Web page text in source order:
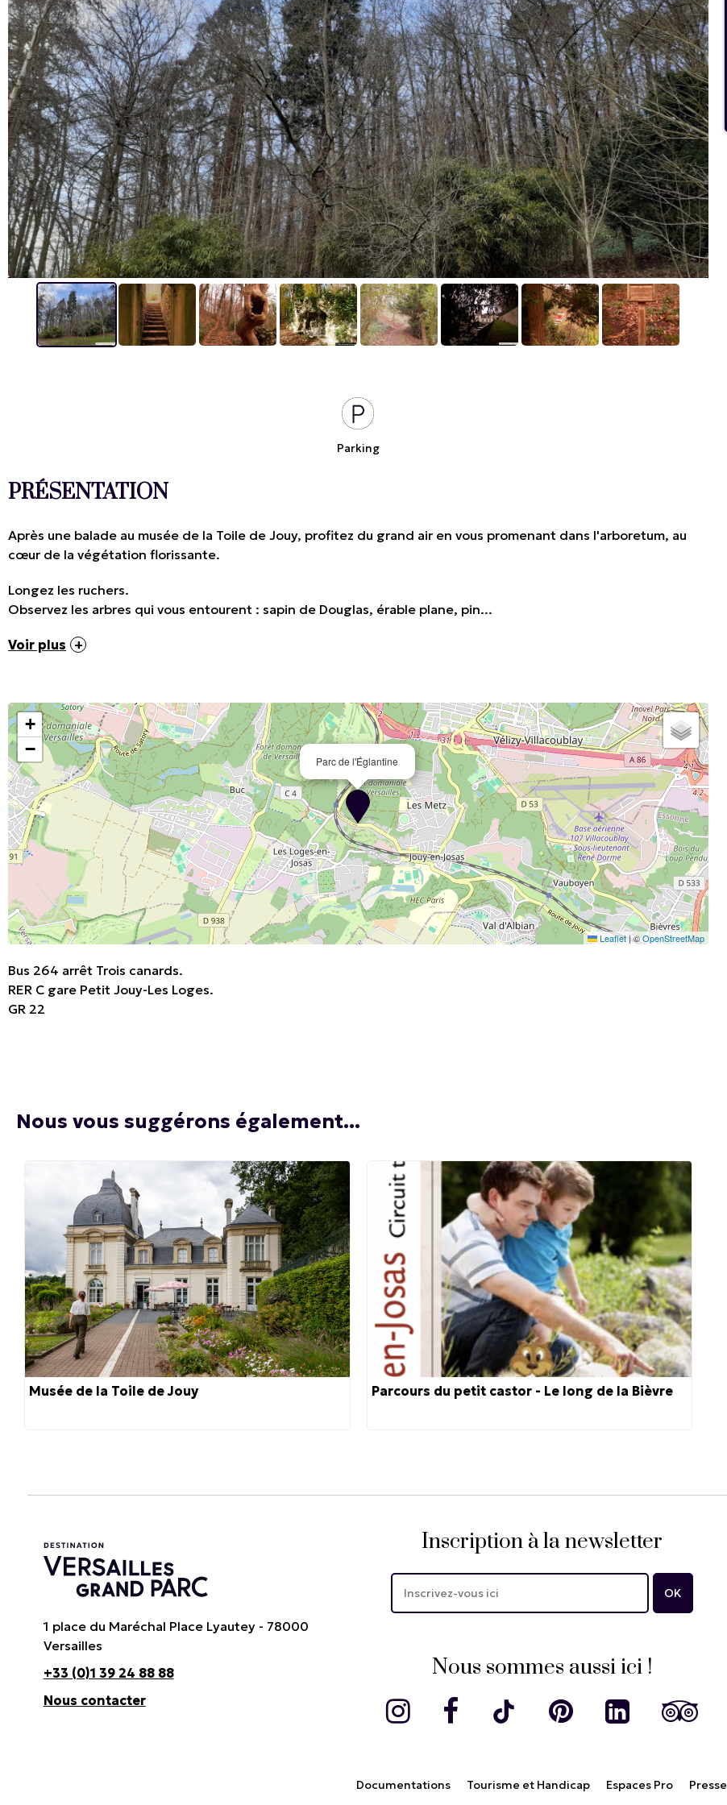
Parking
PRÉSENTATION
Après une balade au musée de la Toile de Jouy, profitez du grand air en vous promenant dans l'arboretum, au
cœur de la végétation florissante.
Longez les ruchers.
Observez les arbres qui vous entourent : sapin de Douglas, érable plane, pin...
Voir plus
Parc de l'Églantine
+
−
Leaflet|©OpenStreetMap
Bus 264 arrêt Trois canards.
RER C gare Petit Jouy-Les Loges.
GR 22
Nous vous suggérons également...
Musée de la Toile de Jouy Parcours du petit castor - Le long de la Bièvre
1 place du Maréchal Place Lyautey - 78000
Versailles
+33 (0)1 39 24 88 88
Nous contacter
Inscription à la newsletter
Nous sommes aussi ici !
Documentations Tourisme et Handicap Espaces Pro Presse